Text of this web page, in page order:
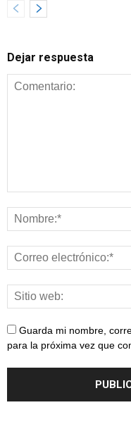
Dejar respuesta
Guarda mi nombre,
para la próxima vez que